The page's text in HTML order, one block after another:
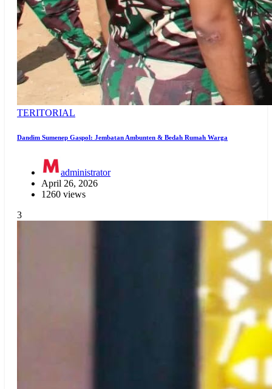
TERITORIAL
Dandim Sumenep Gaspol: Jembatan Ambunten & Bedah Rumah Warga
administrator
April 26, 2026
1260 views
3